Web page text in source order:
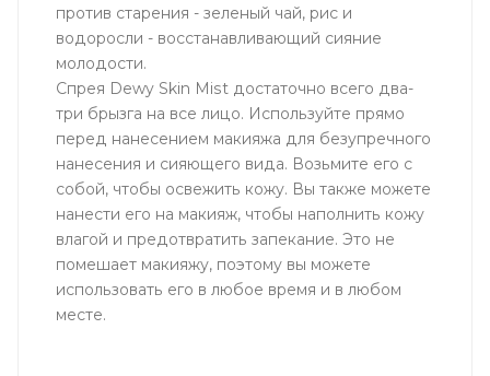
против старения - зеленый чай, рис и
водоросли - восстанавливающий сияние
молодости.
Спрея Dewy Skin Mist достаточно всего два-
три брызга на все лицо. Используйте прямо
перед нанесением макияжа для безупречного
нанесения и сияющего вида. Возьмите его с
собой, чтобы освежить кожу. Вы также можете
нанести его на макияж, чтобы наполнить кожу
влагой и предотвратить запекание. Это не
помешает макияжу, поэтому вы можете
использовать его в любое время и в любом
месте.